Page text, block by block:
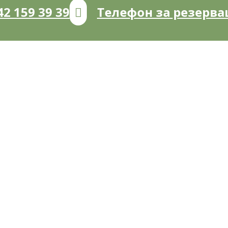
159 39 39 Телефон за